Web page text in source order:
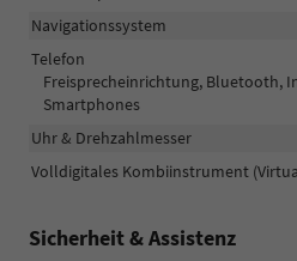
Navigationssystem
Telefon
Freisprecheinrichtung, Bluetooth,
Smartphones
Uhr & Drehzahlmesser
Volldigitales Kombiinstrument
Sicherheit & Assistenz